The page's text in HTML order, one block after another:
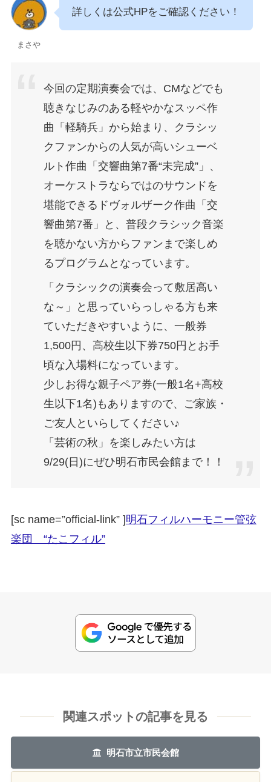
まさや
詳しくは公式HPをご確認ください！
今回の定期演奏会では、CMなどでも
聴きなじみのある軽やかなスッペ作
曲「軽騎兵」から始まり、クラシッ
クファンからの人気が高いシューベ
ルト作曲「交響曲第7番“未完成”」、
オーケストラならではのサウンドを
堪能できるドヴォルザーク作曲「交
響曲第7番」と、普段クラシック音楽
を聴かない方からファンまで楽しめ
るプログラムとなっています。
「クラシックの演奏会って敷居高い
な～」と思っていらっしゃる方も来
ていただきやすいように、一般券
1,500円、高校生以下券750円とお手
頃な入場料になっています。
少しお得な親子ペア券(一般1名+高校
生以下1名)もありますので、ご家族・
ご友人といらしてください♪
「芸術の秋」を楽しみたい方は
9/29(日)にぜひ明石市民会館まで！！
[sc name=”official-link” ]明石フィルハーモニー管弦
楽団 “たこフィル”
関連スポットの記事を見る
明石市立市民会館